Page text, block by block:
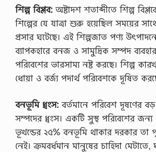
শিল্প বিপ্লব: অষ্টাদশ শতাব্দীতে শিল্প
শিল্পের যে যাত্রা শুরু হয়েছিল সময়ের
প্রসার ঘটেছে। এই শিল্পজাত পণ্য
ব্যাপকহারে বনজ ও সামুদ্রিক সম্পদ
পরিবেশের ভারসাম্য নষ্ট করছে। শিল্প
ধোয়া ও বর্জ্য পদার্থ পরিবেশকে দূষিত
বনভূমি ধ্বংস:বর্তমানে পরিবেশ দূষণের
সম্পদের ধ্বংস। একটি সুস্থ পরিবেশের
ভূখন্ডের ২৫% বনভূমি থাকার দরকার তা
নেই। ক্রমবর্ধমান মানুষের চাহিদা মেটাতে,